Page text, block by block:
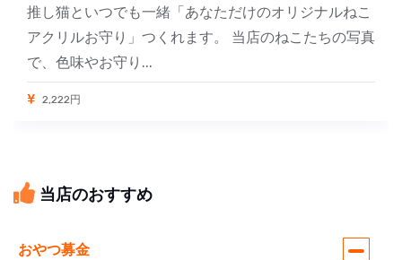
推し猫といつでも一緒「あなただけのオリジナルねこ
アクリルお守り」つくれます。 当店のねこたちの写真
で、色味やお守り...
2,222円
当店のおすすめ
おやつ募金